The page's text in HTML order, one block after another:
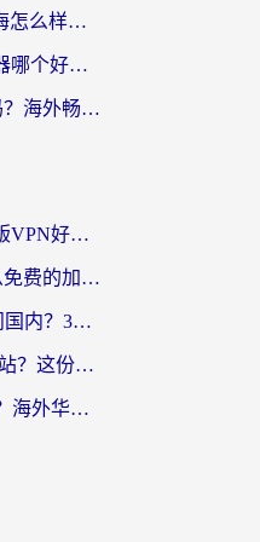
在澳洲玩天下-异兽山海怎么样才能不卡？一份给南半球玩家的自救指南
使命召唤OL国外加速器哪个好用？海外玩家亲测的国服游戏加速终极指南
国外可以打幻想江湖吗？海外畅玩国服游戏的终极指南
海外党必看：快帆TV版VPN好用吗？和Easyback VPN对比哪个回国效果更好？附2026真实测评
人在海外，到底有什么免费的加速器能让我安心追剧打游戏？
从美国用什么VPN访问国内？3年海外党亲测：选对工具才能无缝刷B站、看腾讯视频
在比利时深夜刷不到B站？这份回国加速器避坑指南请收好
Malus和柠檬鲸好用吗？海外华人亲测：回国加速器怎么选才不踩坑？